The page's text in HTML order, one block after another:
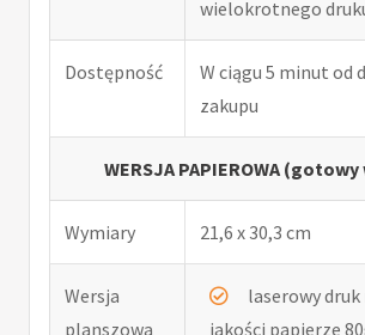
wielokrotnego
Dostępność
W ciągu 5 minut od
zakupu
WERSJA PAPIEROWA
Wymiary 21,6 x 30,3 cm
Wersja
planszowa
laserowy druk
jakości papierze